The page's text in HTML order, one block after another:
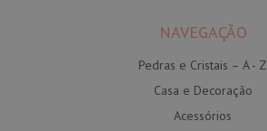
NAVEGAÇÃO
Pedras e Cristais – A - Z
Casa e Decoração
Acessórios